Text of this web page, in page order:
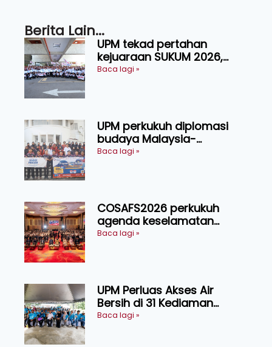
Berita Lain...
UPM tekad pertahan
kejuaraan SUKUM 2026,
sasar 16 pingat emas
Baca lagi »
UPM perkukuh diplomasi
budaya Malaysia-
Indonesia melalui Narasi
Baca lagi »
COSAFS2026 perkukuh
agenda keselamatan
makanan, AgriHub pacu
Baca lagi »
UPM Perluas Akses Air
Bersih di 31 Kediaman
Orang Asli Tasik Chini
Baca lagi »